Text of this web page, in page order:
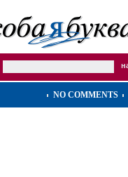
NO COMMENTS